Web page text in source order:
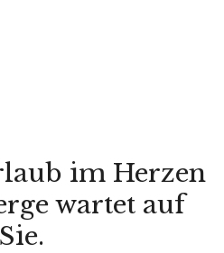
im Herzen
wartet auf
Sie.